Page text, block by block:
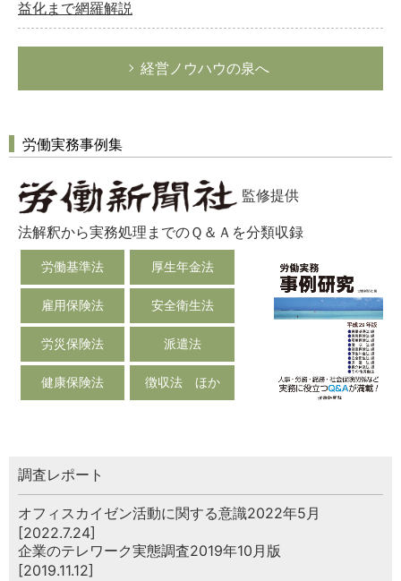
益化まで網羅解説
経営ノウハウの泉へ
労働実務事例集
監修提供
法解釈から実務処理までのＱ＆Ａを分類収録
労働基準法 厚生年金法
雇用保険法 安全衛生法
労災保険法 派遣法
健康保険法 徴収法 ほか
調査レポート
オフィスカイゼン活動に関する意識2022年5月
[2022.7.24]
企業のテレワーク実態調査2019年10月版
[2019.11.12]